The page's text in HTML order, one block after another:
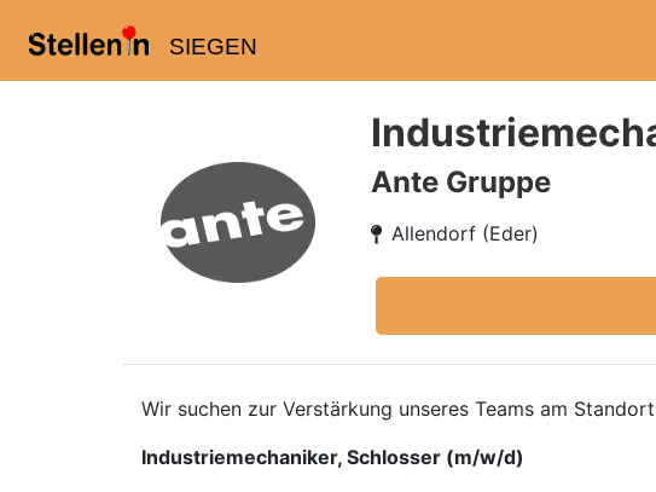
SIEGEN
Ante Gruppe
Allendorf (Eder)
Wir suchen zur Verstärkung unseres Teams am
Industriemechaniker, Schlosser (m/w/d)